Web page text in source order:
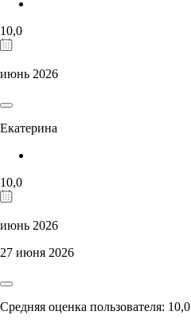
10,0
июнь 2026
Екатерина
10,0
июнь 2026
27 июня 2026
Средняя оценка пользователя: 10,0